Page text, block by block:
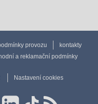
provozu
kontakty
a reklamační podmínky
Nastavení cookies